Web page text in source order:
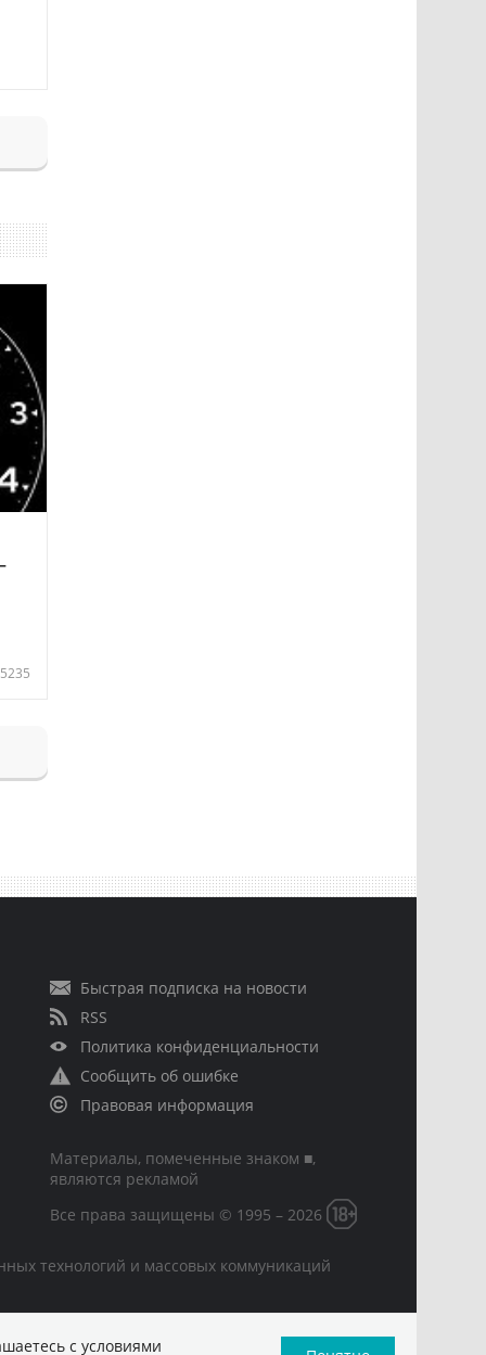
5235
Быстрая подписка на новости
RSS
Политика конфиденциальности
Сообщить об ошибке
Правовая информация
Материалы, помеченные знаком ■,
являются рекламой
Все права защищены © 1995 – 2026
технологий и массовых коммуникаций
с условиями